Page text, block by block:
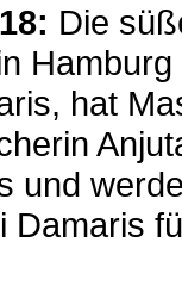
Die
hat
und
Damaris